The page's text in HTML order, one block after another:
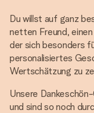
Du willst auf ganz
netten Freund,
der sich besonders
personalisiertes
Wertschätzung zu
Unsere
und sind so noch